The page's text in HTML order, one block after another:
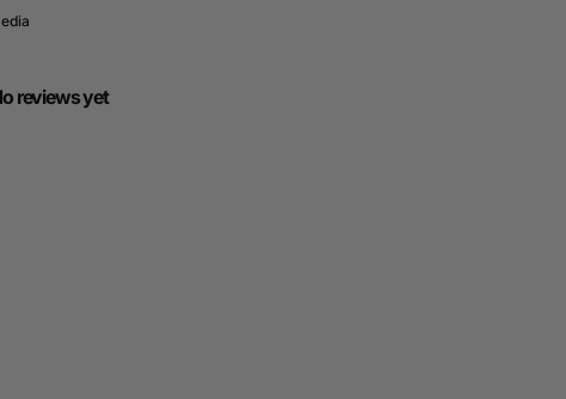
reviews yet